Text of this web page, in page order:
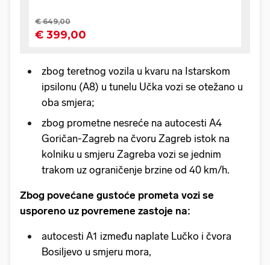
zbog teretnog vozila u kvaru na Istarskom
ipsilonu (A8) u tunelu Učka vozi se otežano u
oba smjera;
zbog prometne nesreće na autocesti A4
Goričan-Zagreb na čvoru Zagreb istok na
kolniku u smjeru Zagreba vozi se jednim
trakom uz ograničenje brzine od 40 km/h.
Zbog povećane gustoće prometa vozi se
usporeno uz povremene zastoje na:
autocesti A1 između naplate Lučko i čvora
Bosiljevo u smjeru mora,